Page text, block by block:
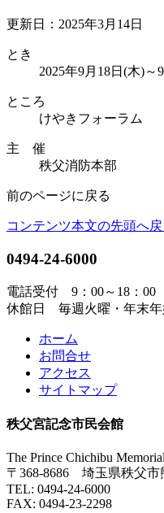
更新日：2025年3月14日
とき
2025年9月18日(木)～
ところ
けやきフォーラム
主 催
秩父消防本部
前のページに戻る
コンテンツ本文の先頭へ戻
0494-24-6000
電話受付 9：00～18：00
休館日 毎週火曜・年末年
ホーム
お問合せ
アクセス
サイトマップ
秩父宮記念市民会館
The Prince Chichibu
〒368-8686 埼玉県秩父市
TEL: 0494-24-6000
FAX: 0494-23-2298